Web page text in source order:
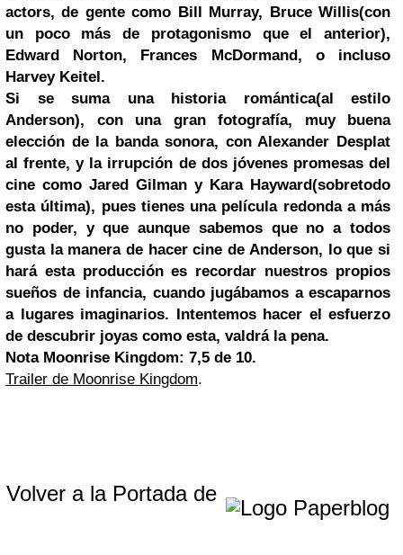
actors, de gente como Bill Murray, Bruce Willis(con
un poco más de protagonismo que el anterior),
Edward Norton, Frances McDormand, o incluso
Harvey Keitel.
Si se suma una historia romántica(al estilo
Anderson), con una gran fotografía, muy buena
elección de la banda sonora, con Alexander Desplat
al frente, y la irrupción de dos jóvenes promesas del
cine como Jared Gilman y Kara Hayward(sobretodo
esta última), pues tienes una película redonda a más
no poder, y que aunque sabemos que no a todos
gusta la manera de hacer cine de Anderson, lo que si
hará esta producción es recordar nuestros propios
sueños de infancia, cuando jugábamos a escaparnos
a lugares imaginarios. Intentemos hacer el esfuerzo
de descubrir joyas como esta, valdrá la pena.
Nota Moonrise Kingdom: 7,5 de 10.
Trailer de Moonrise Kingdom.
Volver a la Portada de